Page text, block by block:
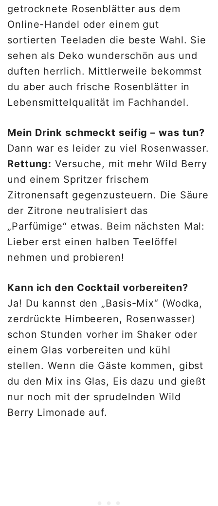
getrocknete Rosenblätter aus dem
Online-Handel oder einem gut
sortierten Teeladen die beste Wahl. Sie
sehen als Deko wunderschön aus und
duften herrlich. Mittlerweile bekommst
du aber auch frische Rosenblätter in
Lebensmittelqualität im Fachhandel.
Mein Drink schmeckt seifig – was tun?
Dann war es leider zu viel Rosenwasser.
Rettung: Versuche, mit mehr Wild Berry
und einem Spritzer frischem
Zitronensaft gegenzusteuern. Die Säure
der Zitrone neutralisiert das
„Parfümige“ etwas. Beim nächsten Mal:
Lieber erst einen halben Teelöffel
nehmen und probieren!
Kann ich den Cocktail vorbereiten?
Ja! Du kannst den „Basis-Mix“ (Wodka,
zerdrückte Himbeeren, Rosenwasser)
schon Stunden vorher im Shaker oder
einem Glas vorbereiten und kühl
stellen. Wenn die Gäste kommen, gibst
du den Mix ins Glas, Eis dazu und gießt
nur noch mit der sprudelnden Wild
Berry Limonade auf.